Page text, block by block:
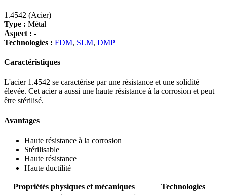
1.4542 (Acier)
Type : Métal
Aspect : -
Technologies : FDM, SLM, DMP
Caractéristiques
L'acier 1.4542 se caractérise par une résistance et une solidité
élevée. Cet acier a aussi une haute résistance à la corrosion et peut
être stérilisé.
Avantages
Haute résistance à la corrosion
Stérilisable
Haute résistance
Haute ductilité
Propriétés physiques et mécaniques
Technologies